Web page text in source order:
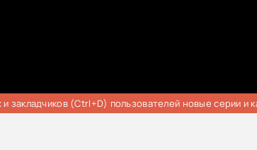
закладчиков (Ctrl+D) пользователей новые серии и